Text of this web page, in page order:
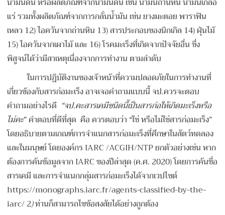
แร่ รวมทั้งผลิตภัณฑ์จากการกลั่นน้ำมัน เช่น ยางมะตอย พาราฟิน
เหลว 12) ไอควันจากถ่านหิน 13) สารประกอบของนิกเกิล 14) ฝุ่นไม้
15) ไอควันจากเผาไม้ และ 16) โรคมะเร็งที่เกิดจากปัจจัยอื่น ซึ่ง
พิสูจน์ได้ว่ามีสาเหตุเนื่องจากการทำงาน ตามลำดับ
ในการปฏิบัติงานของเจ้าหน้าที่ความปลอดภัยในการทำงานที่
เกี่ยวข้องกับสารก่อมะเร็ง อาจเจอคำถามแบบนี้ จป.ควรจะตอบ
คำถามอย่างไรดี “จป.คะสารเคมีชนิดนี้เป็นสารก่อให้เกิดมะเร็งหรือ
ไม่คะ” คำตอบที่ดีที่สุด คือ ควรตอบว่า “ใช่ หรือไม่ใช่สารก่อมะเร็ง”
โดยอธิบายตามเกณฑ์การจำแนกสารก่อมะเร็งที่ศึกษาในสัตว์ทดลอง
และในมนุษย์ โดยองค์กร IARC /ACGIH/NTP ยกตัวอย่างเช่น หาก
ต้องการค้นข้อมูลจาก IARC ของปีล่าสุด (ค.ศ. 2020) โดยการค้นชื่อ
สารเคมี และการจำแนกกลุ่มสารก่อมะเร็งได้จากเวปไซต์
https://monographs.iarc.fr/agents-classified-by-the-
iarc/ 2)ท่านก็สามารถไขข้อสงสัยได้อย่างถูกต้อง